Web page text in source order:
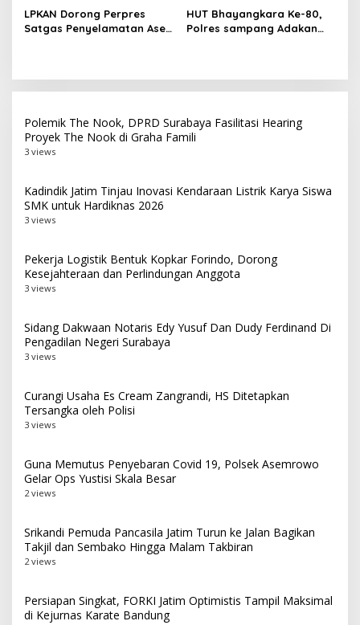
Masyarakat
Digital dan AI
LPKAN Dorong Perpres
Satgas Penyelamatan Aset
HUT Bhayangkara Ke-80,
Polres sampang Adakan
Polemik The Nook, DPRD Surabaya Fasilitasi Hearing
Proyek The Nook di Graha Famili
3 views
Kadindik Jatim Tinjau Inovasi Kendaraan Listrik Karya Siswa
SMK untuk Hardiknas 2026
3 views
Pekerja Logistik Bentuk Kopkar Forindo, Dorong
Kesejahteraan dan Perlindungan Anggota
3 views
Sidang Dakwaan Notaris Edy Yusuf Dan Dudy Ferdinand Di
Pengadilan Negeri Surabaya
3 views
Curangi Usaha Es Cream Zangrandi, HS Ditetapkan
Tersangka oleh Polisi
3 views
Guna Memutus Penyebaran Covid 19, Polsek Asemrowo
Gelar Ops Yustisi Skala Besar
2 views
Srikandi Pemuda Pancasila Jatim Turun ke Jalan Bagikan
Takjil dan Sembako Hingga Malam Takbiran
2 views
Persiapan Singkat, FORKI Jatim Optimistis Tampil Maksimal
di Kejurnas Karate Bandung